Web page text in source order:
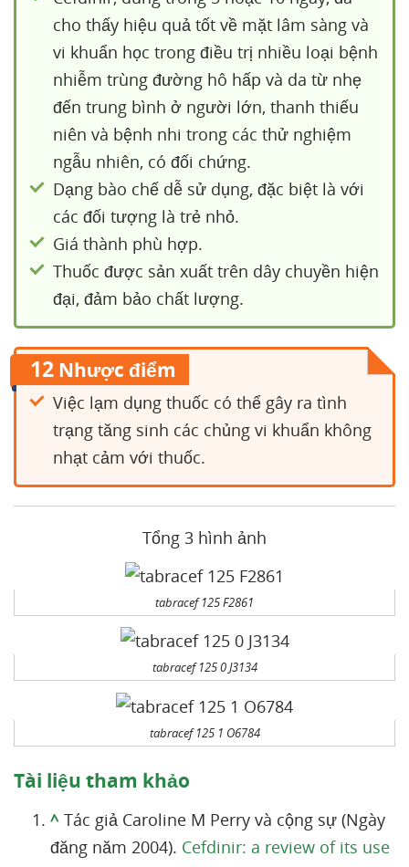
cho thấy hiệu quả tốt về mặt lâm sàng và
vi khuẩn học trong điều trị nhiều loại bệnh
nhiễm trùng đường hô hấp và da từ nhẹ
đến trung bình ở người lớn, thanh thiếu
niên và bệnh nhi trong các thử nghiệm
ngẫu nhiên, có đối chứng.
Dạng bào chế dễ sử dụng, đặc biệt là với
các đối tượng là trẻ nhỏ.
Giá thành phù hợp.
Thuốc được sản xuất trên dây chuyền hiện
đại, đảm bảo chất lượng.
12 Nhược điểm
Việc lạm dụng thuốc có thể gây ra tình
trạng tăng sinh các chủng vi khuẩn không
nhạt cảm với thuốc.
Tổng 3 hình ảnh
tabracef 125 F2861
tabracef 125 0 J3134
tabracef 125 1 O6784
Tài liệu tham khảo
^ Tác giả Caroline M Perry và cộng sự (Ngày
đăng năm 2004). Cefdinir: a review of its use